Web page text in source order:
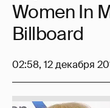
Women In
Billboard
02:58, 12 декабря